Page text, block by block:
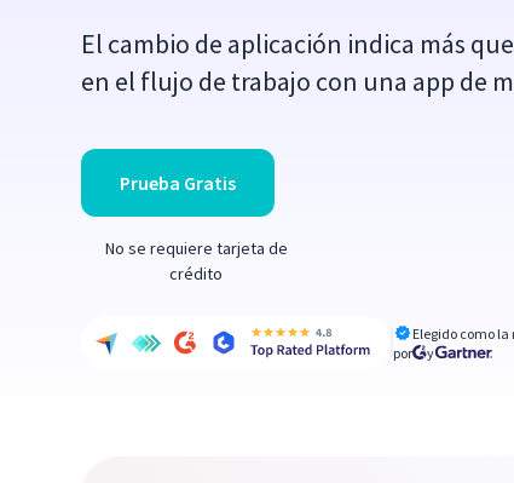
El cambio de aplicación indica más
en el flujo de trabajo con una app de
Prueba Gratis
No se requiere tarjeta de
crédito
Elegido como
por
y